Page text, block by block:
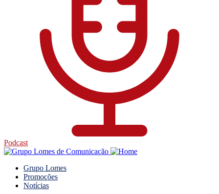
Podcast
Grupo Lomes
Promoções
Notícias